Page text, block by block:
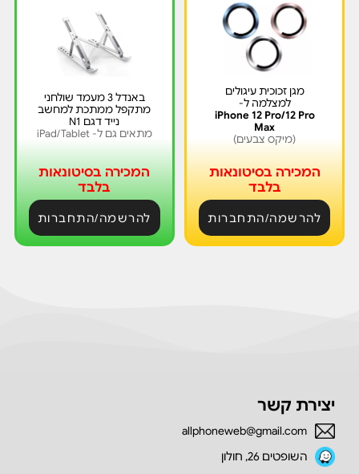
(מיקס צבעים)
מגן זכוכית עיגולים
למצלמה ל-
iPhone 12 Pro/12 Pro
Max
המכירה בסיטונאות
בלבד
להרשמה/התחברות
מתאים גם ל- iPad/Tablet
באנדל 3 מעמד שולחני
מתקפל ממתכת למחשב
נייד דגם N1
המכירה בסיטונאות
בלבד
להרשמה/התחברות
יצירת קשר
allphoneweb@gmail.com
השופטים 26, חולון